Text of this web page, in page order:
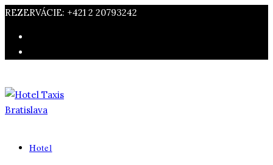
REZERVÁCIE: +421 2 20793242
Hotel